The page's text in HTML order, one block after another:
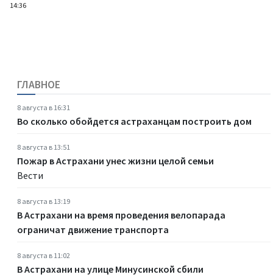
14:36
ГЛАВНОЕ
8 августа в 16:31
Во сколько обойдется астраханцам построить дом
8 августа в 13:51
Пожар в Астрахани унес жизни целой семьи
Вести
8 августа в 13:19
В Астрахани на время проведения велопарада
ограничат движение транспорта
8 августа в 11:02
В Астрахани на улице Минусинской сбили